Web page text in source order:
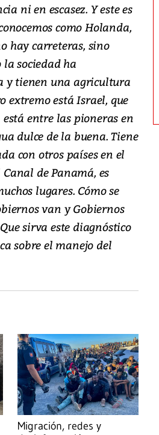
ni en escasez. Y este es
como Holanda,
hay carreteras, sino
sociedad ha
y tienen una agricultura
extremo está Israel, que
entre las pioneras en
dulce de la buena. Tiene
con otros países en el
de Panamá, es
lugares. Cómo se
van y Gobiernos
sirva este diagnóstico
sobre el manejo del
Migración, redes y